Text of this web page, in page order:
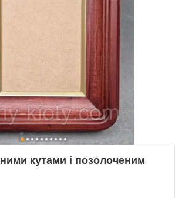
кутами і позолоченим